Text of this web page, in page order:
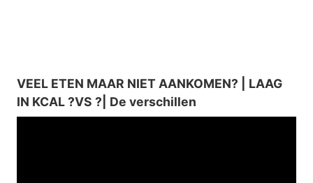
VEEL ETEN MAAR NIET AANKOMEN? | LAAG
IN KCAL ?VS ?| De verschillen